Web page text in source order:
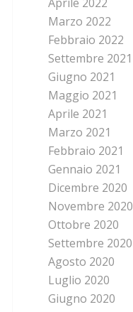
Marzo 2022
Febbraio 2022
Settembre 2021
Giugno 2021
Maggio 2021
Aprile 2021
Marzo 2021
Febbraio 2021
Gennaio 2021
Dicembre 2020
Novembre 2020
Ottobre 2020
Settembre 2020
Agosto 2020
Luglio 2020
Giugno 2020